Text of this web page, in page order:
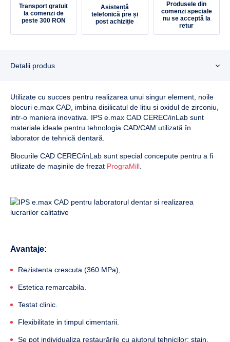
Transport gratuit
la comenzi de
peste 300 RON
Asistență
telefonică pre și
post achiziție
Produsele din
comenzi speciale
nu se acceptă la
retur
Detalii produs
Utilizate cu succes pentru realizarea unui singur element, noile
blocuri e.max CAD, imbina disilicatul de litiu si oxidul de zirconiu,
intr-o maniera inovativa. IPS e.max CAD CEREC/inLab sunt
materiale ideale pentru tehnologia CAD/CAM utilizată în
laborator de tehnică dentară.
Blocurile CAD CEREC/inLab sunt special concepute pentru a fi
utilizate de mașinile de frezat PrograMill.
Avantaje:
Rezistenta crescuta (360 MPa),
Estetica remarcabila.
Testat clinic.
Flexibilitate in timpul cimentarii.
Se pot individualiza restaurările cu ajutorul tehnicilor: stain,